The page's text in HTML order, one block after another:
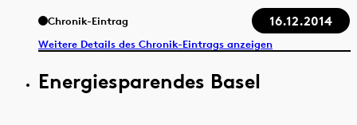
Chronik-Eintrag 16.12.2014
Weitere Details des Chronik-Eintrags anzeigen
Energiesparendes Basel